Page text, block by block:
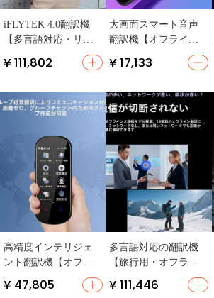
iFLYTEK 4.0翻訳機
【多言語対応・リア
ルタイム音声翻訳・
オフライン機能】
¥ 111,802
大画面スマート音声
翻訳機【オフライン
対応・多言語翻訳・
録音機能付き】
¥ 17,133
高精度インテリジェ
ント翻訳機【オフラ
イン翻訳・リアルタ
イム会話対応・多言
¥ 47,805
多言語対応の翻訳機
【旅行用・オフライ
¥ 111,446